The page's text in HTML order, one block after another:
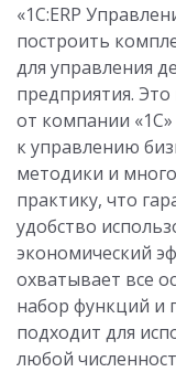
«1С:ERP
построить
для управления
предприятия.
от компании
к управлению
методики и
практику, что
удобство
экономический
охватывает все
набор функций и
подходит для
любой